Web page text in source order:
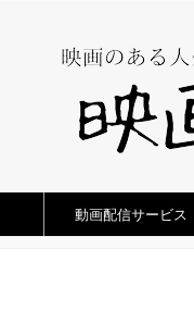
動画配信サービス